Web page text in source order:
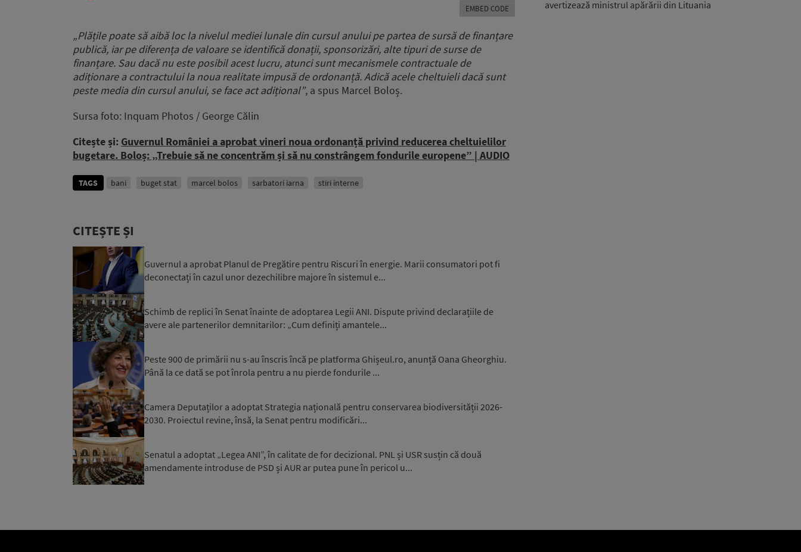
keys
increase
or
volume.
EMBED CODE
„Plățile poate să aibă loc la nivelul mediei lunale din cursul anului pe partea de sursă de finanțare
publică, iar pe diferența de valoare se identifică donații, sponsorizări, alte tipuri de surse de
finanțare. Sau dacă nu este posibil acest lucru, atunci sunt mecanismele contractuale de
adiționare a contractului la noua realitate impusă de ordonanță. Adică acele cheltuieli dacă sunt
peste media din cursul anului, se face act adițional”, a spus Marcel Boloș.
Sursa foto: Inquam Photos / George Călin
Citește și: Guvernul României a aprobat vineri noua ordonanță privind reducerea cheltuielilor
bugetare. Boloș: „Trebuie să ne concentrăm și să nu constrângem fondurile europene” | AUDIO
TAGS bani buget stat marcel bolos sarbatori iarna stiri interne
CITEȘTE ȘI
Guvernul a aprobat Planul de Pregătire pentru Riscuri în energie. Marii consumatori pot fi
deconectați în cazul unor dezechilibre majore în sistemul e...
Schimb de replici în Senat înainte de adoptarea Legii ANI. Dispute privind declarațiile de
avere ale partenerilor demnitarilor: „Cum definiți amantele...
Peste 900 de primării nu s-au înscris încă pe platforma Ghișeul.ro, anunță Oana Gheorghiu.
Până la ce dată se pot înrola pentru a nu pierde fondurile ...
Camera Deputaților a adoptat Strategia națională pentru conservarea biodiversității 2026-
2030. Proiectul revine, însă, la Senat pentru modificări...
Senatul a adoptat „Legea ANI”, în calitate de for decizional. PNL și USR susțin că două
amendamente introduse de PSD și AUR ar putea pune în pericol u...
avertizează ministrul apărării din Lituania